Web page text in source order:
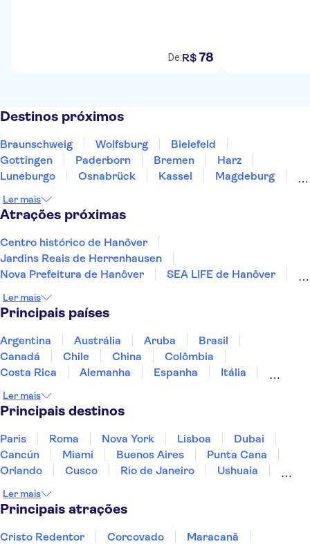
De:R$ 78
Destinos próximos
Braunschweig Wolfsburg
Bielefeld
Gottingen
Paderborn Bremen
Harz
Luneburgo
Osnabrück Kassel
Magdeburg
Ler mais
Atrações próximas
Centro histórico de Hanôver
Jardins Reais de Herrenhausen
Nova Prefeitura de Hanôver
SEA LIFE de Hanôver
Museu do Chocolate de Colônia
Muro de Berlim
Portão de Brandemburgo
St Pauli
Porto de Hamburgo
Reichstag
Elbphilharmonie
Ilha dos Museus
Ler mais
Principais países
Argentina Austrália Aruba
Brasil
Canadá
Chile China
Colômbia
Costa Rica
Alemanha Espanha
Itália
Panamá
Peru
Ler mais
Principais destinos
Paris Roma Nova York Lisboa
Dubai
Cancún
Miami Buenos Aires
Punta Cana
Orlando
Cusco Rio de Janeiro
Ushuaia
Fernando de Noronha
Ler mais
Principais atrações
Cristo Redentor Corcovado
Maracanã